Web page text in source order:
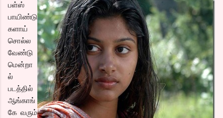
பள்ஸ்
பாயிண்டு
களாய்
சொல்ல
வேண்டு
மென்றா
ல்
படத்தில்
ஆங்காங்
கே வரும்